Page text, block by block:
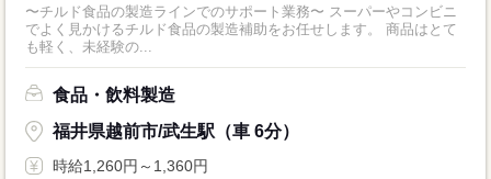
〜チルド食品の製造ラインでのサポート業務〜 スーパーやコンビニ
でよく見かけるチルド食品の製造補助をお任せします。 商品はとて
も軽く、未経験の...
食品・飲料製造
福井県越前市/武生駅（車 6分）
時給1,260円～1,360円